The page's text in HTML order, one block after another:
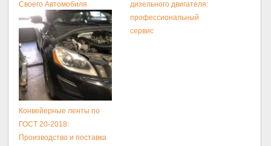
Своего Автомобиля
дизельного двигателя:
профессиональный
сервис
Конвейерные ленты по
ГОСТ 20-2018:
Производство и поставка